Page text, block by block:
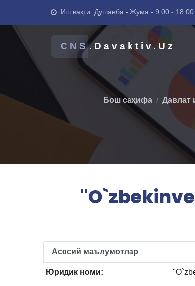
Иш вақти: Душанба - Жума - 9:00 - 18:00
CNS.Davaktiv.Uz
Бош саҳифа Давлат
Асосий маълумотлар
Юридик номи: